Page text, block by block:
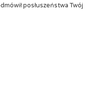
posłuszeństwa Twój